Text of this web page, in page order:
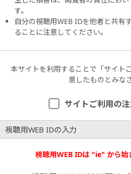
す。
自分の視聴用WEB IDを他者と共有
ることに注意してください。
本サイトを利用することで「サイト
意したものとみな
サイトご利用の
視聴用WEB IDの入力
視聴用WEB IDは "ie" から始